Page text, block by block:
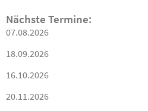
Nächste Termine:
07.08.2026
18.09.2026
16.10.2026
20.11.2026